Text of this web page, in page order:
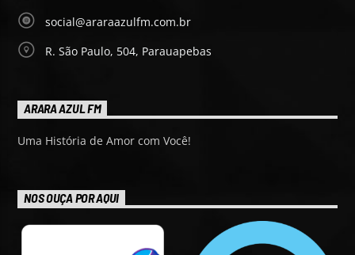
social@araraazulfm.com.br
R. São Paulo, 504, Parauapebas
ARARA AZUL FM
Uma História de Amor com Você!
NOS OUÇA POR AQUI